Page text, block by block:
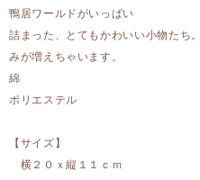
鴨居ワールドがいっぱい
詰まった、とてもかわいい小物たち
みが増えちゃいます。
綿
ポリエステル
【サイズ】
横２０ｘ縦１１ｃｍ